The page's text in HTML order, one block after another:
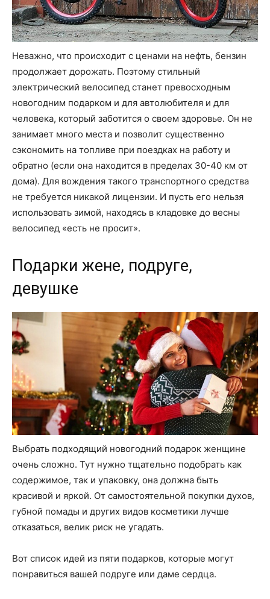
Неважно, что происходит с ценами на нефть, бензин
продолжает дорожать. Поэтому стильный
электрический велосипед станет превосходным
новогодним подарком и для автолюбителя и для
человека, который заботится о своем здоровье. Он не
занимает много места и позволит существенно
сэкономить на топливе при поездках на работу и
обратно (если она находится в пределах 30-40 км от
дома). Для вождения такого транспортного средства
не требуется никакой лицензии. И пусть его нельзя
использовать зимой, находясь в кладовке до весны
велосипед «есть не просит».
Подарки жене, подруге,
девушке
Выбрать подходящий новогодний подарок женщине
очень сложно. Тут нужно тщательно подобрать как
содержимое, так и упаковку, она должна быть
красивой и яркой. От самостоятельной покупки духов,
губной помады и других видов косметики лучше
отказаться, велик риск не угадать.
Вот список идей из пяти подарков, которые могут
понравиться вашей подруге или даме сердца.